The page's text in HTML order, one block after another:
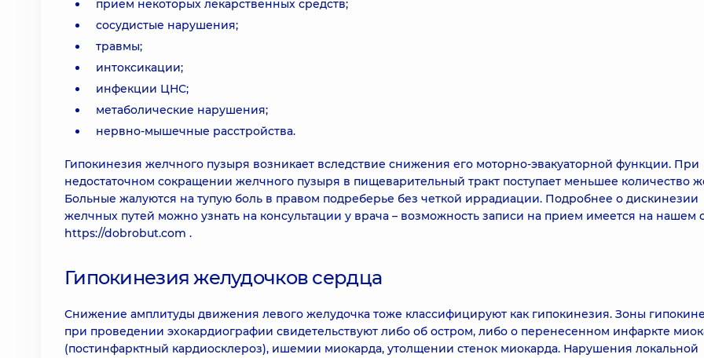
прием некоторых лекарственных средств;
сосудистые нарушения;
травмы;
интоксикации;
инфекции ЦНС;
метаболические нарушения;
нервно-мышечные расстройства.
Гипокинезия желчного пузыря возникает вследствие снижения его моторно-эвакуаторной функции. При
недостаточном сокращении желчного пузыря в пищеварительный тракт поступает меньшее количество
Больные жалуются на тупую боль в правом подреберье без четкой иррадиации. Подробнее о дискинезии
желчных путей можно узнать на консультации у врача – возможность записи на прием имеется на нашем
https://dobrobut.com .
Гипокинезия желудочков сердца
Снижение амплитуды движения левого желудочка тоже классифицируют как гипокинезия. Зоны
при проведении эхокардиографии свидетельствуют либо об остром, либо о перенесенном инфаркте
(постинфарктный кардиосклероз), ишемии миокарда, утолщении стенок миокарда. Нарушения локальной